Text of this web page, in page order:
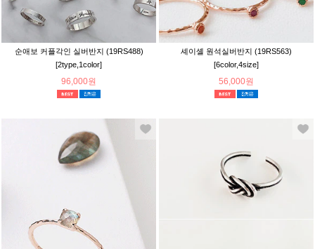
순애보 커플각인 실버반지 (19RS488)
[2type,1color]
96,000원
셰이셸 원석실버반지 (19RS563)
[6color,4size]
56,000원